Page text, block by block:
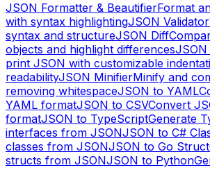
JSON Formatter & BeautifierFormat
with syntax highlightingJSON Validator
syntax and structureJSON Diff
objects and highlight differences
print JSON with customizable
readabilityJSON MinifierMinify and
removing whitespaceJSON to YAML
YAML formatJSON to CSVConvert
formatJSON to TypeScriptGenerate
interfaces from JSONJSON to C#
classes from JSONJSON to Go Struct
structs from JSONJSON to Python